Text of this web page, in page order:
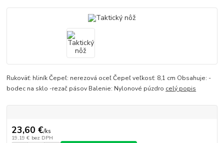
Rukoväť: hliník Čepeľ: nerezová oceľ Čepeľ veľkosť: 8,1 cm Obsahuje: -
bodec na sklo -rezač pásov Balenie: Nylonové púzdro celý popis
23,60 €/ks
19,19 € bez DPH